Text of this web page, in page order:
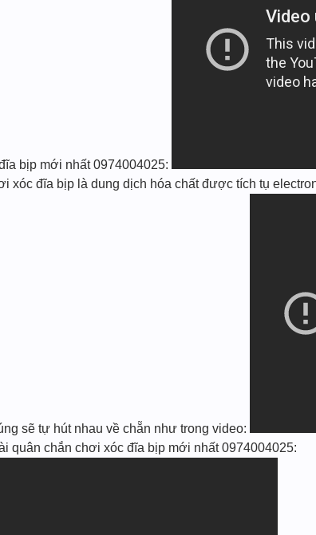
bịp mới nhất 0974004025:
xóc đĩa bịp là dung dịch hóa chất được tích tụ
sẽ tự hút nhau về chẵn như trong video:
quân chắn chơi xóc đĩa bịp mới nhất 0974004025: